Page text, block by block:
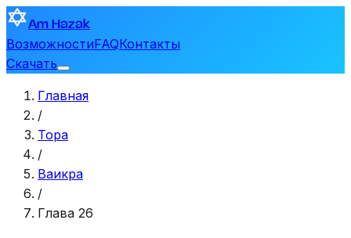
Am Hazak
ВозможностиFAQКонтакты
Скачать
Главная
/
Тора
/
Ваикра
/
Глава 26